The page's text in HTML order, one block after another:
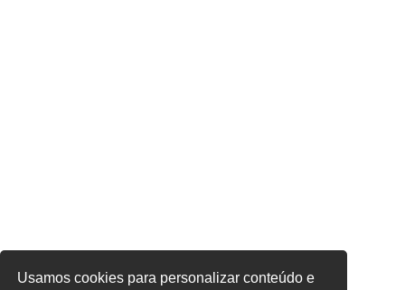
Usamos cookies para personalizar conteúdo e